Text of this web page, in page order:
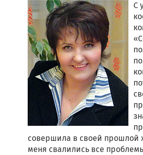
С
совершила в своей прошлой
меня свалились все